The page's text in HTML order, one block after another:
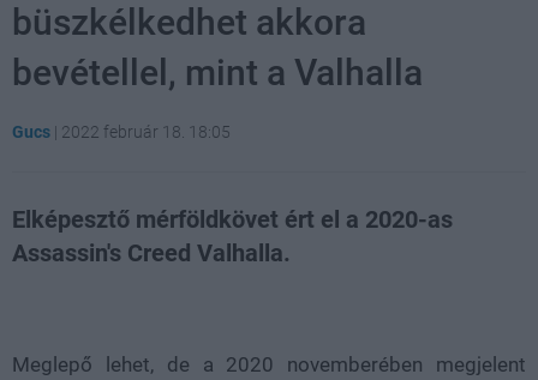
büszkélkedhet akkora
bevétellel, mint a Valhalla
Gucs | 2022 február 18. 18:05
Elképesztő mérföldkövet ért el a 2020-as
Assassin's Creed Valhalla.
Meglepő lehet, de a 2020 novemberében megjelent